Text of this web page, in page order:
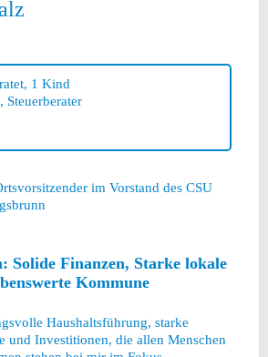
1 Kind
im Vorstand des CSU
Solide Finanzen, Starke lokale
Kommune
Haushaltsführung, starke
und Investitionen, die allen Menschen